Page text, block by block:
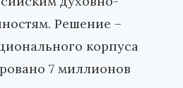
Решение –
корпуса
7 миллионов